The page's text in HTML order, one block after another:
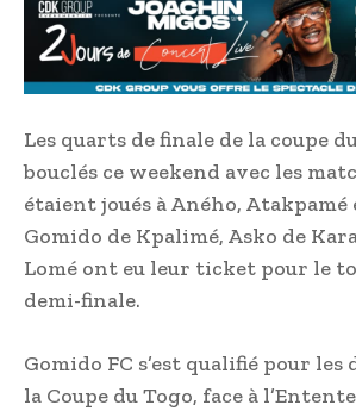
Les quarts de finale de la coupe
bouclés ce weekend avec les
étaient joués à Aného, Atakpamé
Gomido de Kpalimé, Asko de
Lomé ont eu leur ticket pour le
demi-finale.
Gomido FC s’est qualifié pour les
la Coupe du Togo, face à